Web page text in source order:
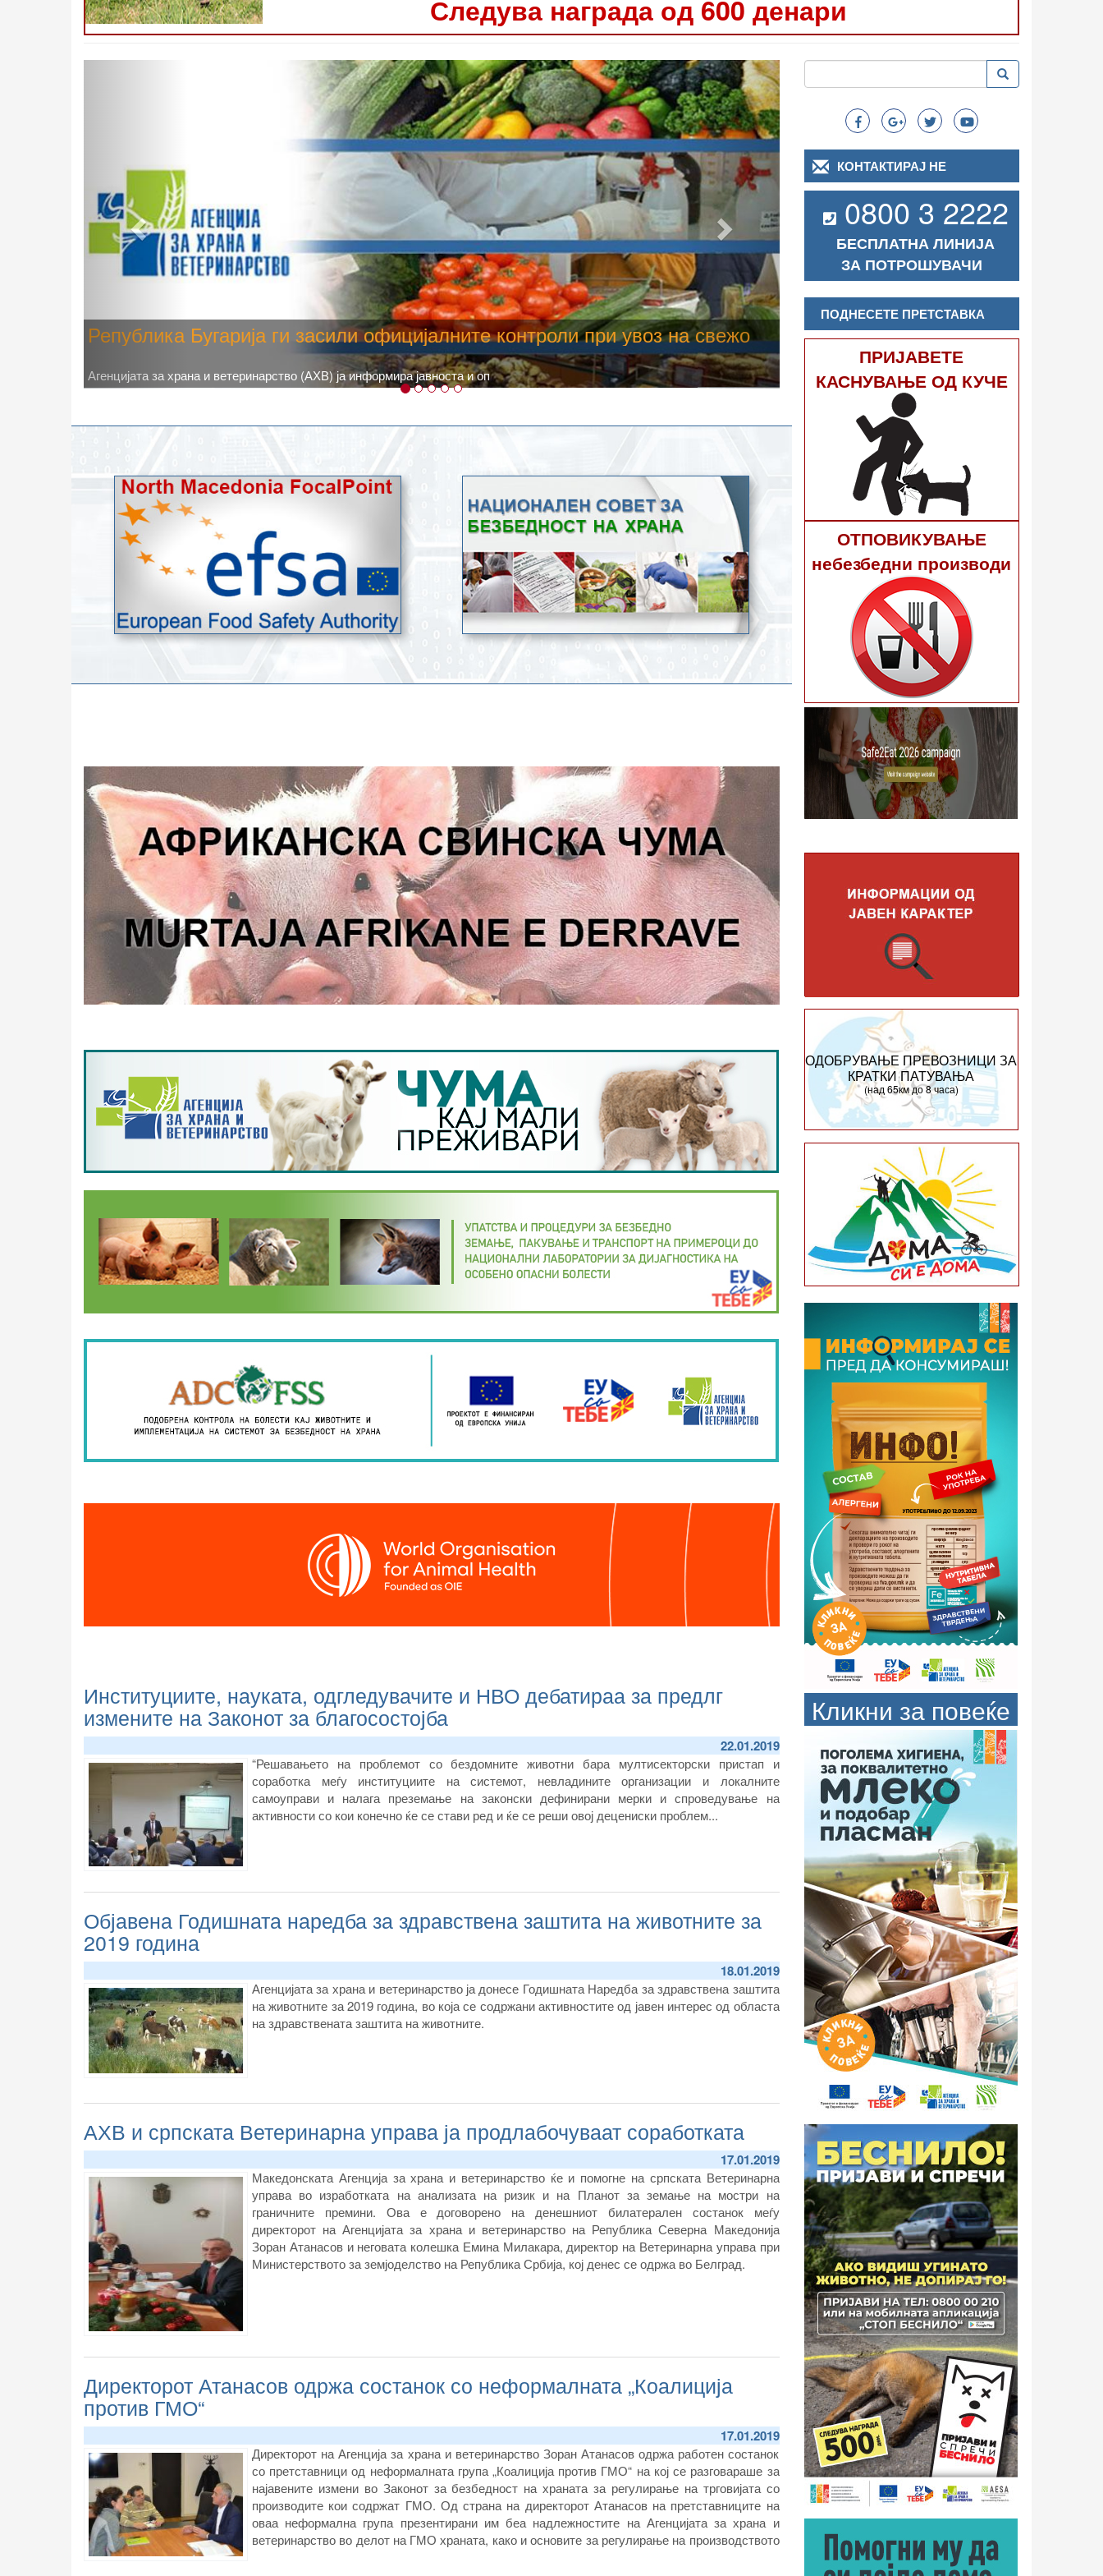
Следува награда од 600 денари
Високите температури ризик од труење со храна, опасни се и за
животните
Новото најавено зголемување на дневните температури, кое според метеоролозите во одредени региони ќе достигне 40
степени, ги зголемува ризиците од појава на труење со храна.
Следно
Институциите, науката, одгледувачите и НВО дебатираа за предлг
измените на Законот за благосостојба
22.01.2019
“Решавањето на проблемот со бездомните животни бара мултисекторски пристап и
соработка меѓу институциите на системот, невладините организации и локалните
самоуправи и налага преземање на законски дефинирани мерки и спроведување на
активности со кои конечно ќе се стави ред и ќе се реши овој децениски проблем...
Објавена Годишната наредба за здравствена заштита на животните за
2019 година
18.01.2019
Агенцијата за храна и ветеринарство ја донесе Годишната Наредба за здравствена заштита
на животните за 2019 година, во која се содржани активностите од јавен интерес од областа
на здравствената заштита на животните.
АХВ и српската Ветеринарна управа ја продлабочуваат соработката
17.01.2019
Македонската Агенција за храна и ветеринарство ќе и помогне на српската Ветеринарна
управа во изработката на анализата на ризик и на Планот за земање на мостри на
граничните премини. Ова е договорено на денешниот билатерален состанок меѓу
директорот на Агенцијата за храна и ветеринарство на Република Северна Македонија
Зоран Атанасов и неговата колешка Емина Милакара, директор на Ветеринарна управа при
Министерството за земјоделство на Република Србија, кој денес се одржа во Белград.
Директорот Атанасов одржа состанок со неформалната „Коалиција
против ГМО“
17.01.2019
Директорот на Агенција за храна и ветеринарство Зоран Атанасов одржа работен состанок
со претставници од неформалната група „Коалиција против ГМО“ на кој се разговараше за
најавените измени во Законот за безбедност на храната за регулирање на трговијата со
производите кои содржат ГМО. Од страна на директорот Атанасов на претставниците на
оваа неформална група презентирани им беа надлежностите на Агенцијата за храна и
ветеринарство во делот на ГМО храната, како и основите за регулирање на производството
Search
Пребарување Пребарување
КОНТАКТИРАЈ НЕ
0800 3 2222
БЕСПЛАТНА ЛИНИЈА
ЗА ПОТРОШУВАЧИ
ПОДНЕСЕТЕ ПРЕТСТАВКА
ПРИЈАВЕТЕ
КАСНУВАЊЕ ОД КУЧЕ
ОТПОВИКУВАЊЕ
небезбедни производи
ОДОБРУВАЊЕ ПРЕВОЗНИЦИ ЗА
КРАТКИ ПАТУВАЊА
(над 65км до 8 часа)
Кликни за повеќе